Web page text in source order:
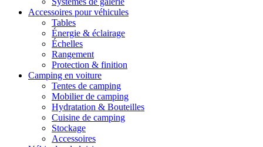
Accessoires pour véhicules
Tables
Énergie & éclairage
Échelles
Rangement
Protection & finition
Camping en voiture
Tentes de camping
Mobilier de camping
Hydratation & Bouteilles
Cuisine de camping
Stockage
Accessoires